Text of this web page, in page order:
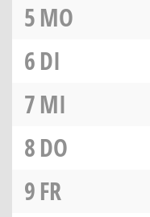
5MO
6DI
7MI
8DO
9FR